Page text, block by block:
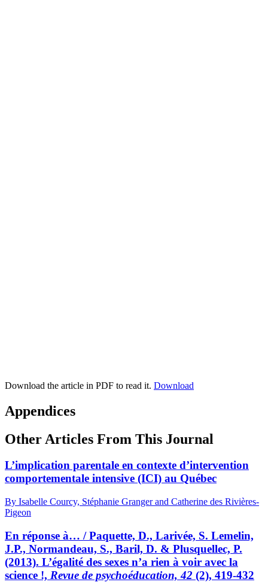
Download the article in PDF to read it. Download
Appendices
Other Articles From This Journal
L’implication parentale en contexte d’intervention
comportementale intensive (ICI) au Québec
By Isabelle Courcy, Stéphanie Granger and Catherine des Rivières-
Pigeon
En réponse à… / Paquette, D., Larivée, S. Lemelin,
J.P., Normandeau, S., Baril, D. & Plusquellec, P.
(2013). L’égalité des sexes n’a rien à voir avec la
science !, Revue de psychoéducation, 42 (2), 419-432